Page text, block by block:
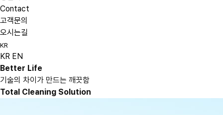
Contact
고객문의
오시는길
KR
KR EN
Better Life
기술의 차이가 만드는 깨끗함
Total Cleaning Solution